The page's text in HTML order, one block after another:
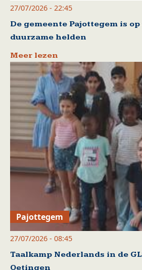
27/07/2026 - 22:45
De gemeente Pajottegem is
duurzame helden
Meer lezen
Pajottegem
27/07/2026 - 08:45
Taalkamp Nederlands in de
Oetingen